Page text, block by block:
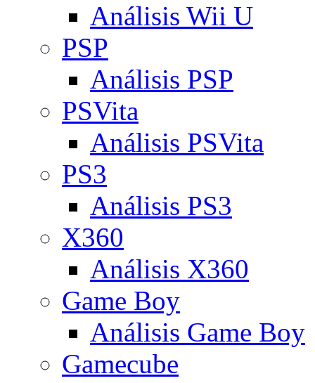
Análisis Wii U
PSP
Análisis PSP
PSVita
Análisis PSVita
PS3
Análisis PS3
X360
Análisis X360
Game Boy
Análisis Game Boy
Gamecube